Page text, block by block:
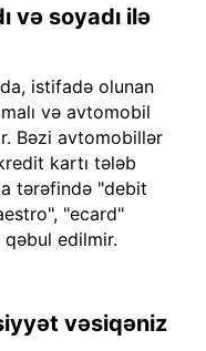
və soyadı ilə
istifadə olunan
və avtomobil
Bəzi avtomobillər
kartı tələb
tərəfində "debit
"ecard"
qəbul edilmir.
vəsiqəniz